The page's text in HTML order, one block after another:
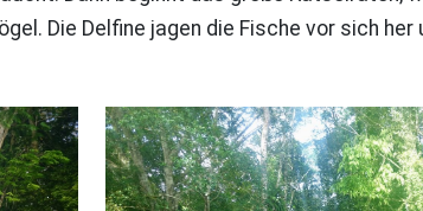
Die Delfine jagen die Fische vor sich her